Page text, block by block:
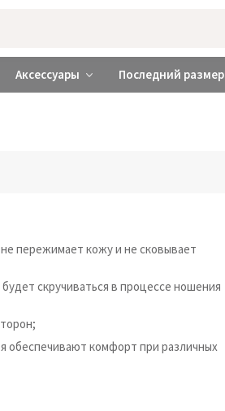
❤️ Киев и Украина
Аксессуары Последний размер
пережимает кожу и не сковывает
скручиваться в процессе ношения
обеспечивают комфорт при различных